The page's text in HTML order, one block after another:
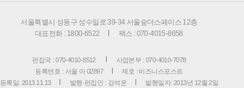
서울특별시 성동구 성수일로 39-34 서울숲더스페이스 12층
대표전화 : 1800-6522
팩스 : 070-4015-8658
편집국 : 070-4010-8512
사업본부 : 070-4010-7078
등록번호 : 서울 아 02897
제호 : 비즈니스포스트
등록일: 2013.11.13
발행·편집인 : 강석운 발행일자: 2013년 12월 2일